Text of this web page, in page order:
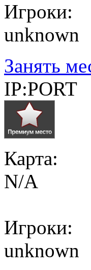
Игроки:
unknown
Занять
IP:PORT
Карта:
N/A
Игроки:
unknown